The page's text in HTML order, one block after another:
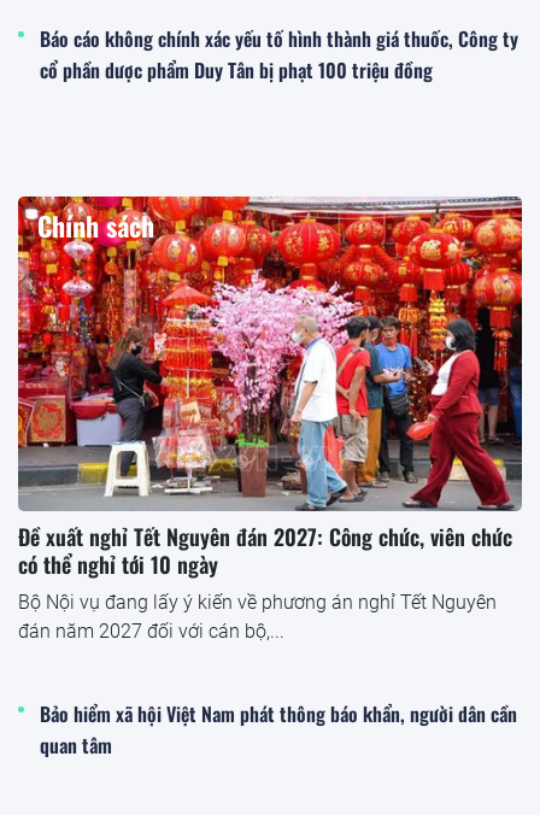
Báo cáo không chính xác yếu tố hình thành giá thuốc, Công ty
cổ phần dược phẩm Duy Tân bị phạt 100 triệu đồng
Chính sách
Đề xuất nghỉ Tết Nguyên đán 2027: Công chức, viên chức
có thể nghỉ tới 10 ngày
Bộ Nội vụ đang lấy ý kiến về phương án nghỉ Tết Nguyên
đán năm 2027 đối với cán bộ,...
Bảo hiểm xã hội Việt Nam phát thông báo khẩn, người dân cần
quan tâm